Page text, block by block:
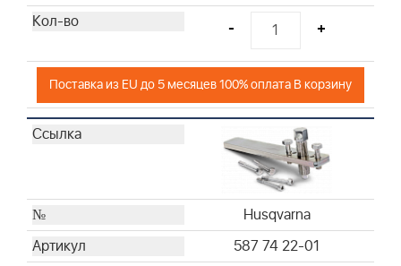
- +
Поставка из EU до 5 месяцев 100% оплата В корзину
Husqvarna
587 74 22-01